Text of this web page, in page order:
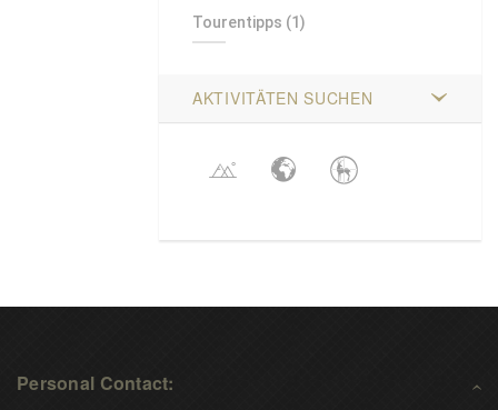
Tourentipps (1)
AKTIVITÄTEN SUCHEN
Personal Contact: